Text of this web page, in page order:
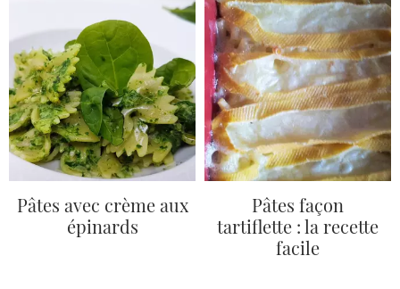
Pâtes avec crème aux
épinards
Pâtes façon
tartiflette : la recette
facile